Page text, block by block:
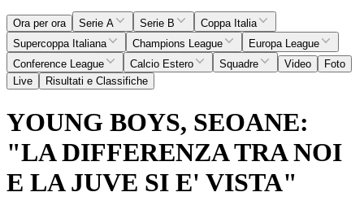
Ora per ora Serie A Serie B
Coppa Italia
Supercoppa Italiana
Champions League
Europa League
Conference League
Calcio Estero Squadre Video
Foto
Live
Risultati e Classifiche
YOUNG BOYS, SEOANE:
"LA DIFFERENZA TRA NOI
E LA JUVE SI E' VISTA"